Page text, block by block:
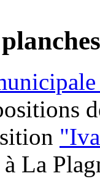
à La